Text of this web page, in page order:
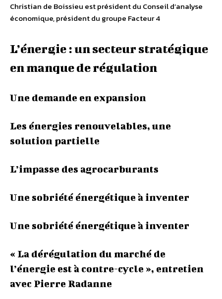
Christian de Boissieu est président du Conseil d’analyse
économique, président du groupe Facteur 4
L’énergie : un secteur stratégique
en manque de régulation
Une demande en expansion
Les énergies renouvelables, une
solution partielle
L’impasse des agrocarburants
Une sobriété énergétique à inventer
Une sobriété énergétique à inventer
« La dérégulation du marché de
l’énergie est à contre-cycle », entretien
avec Pierre Radanne